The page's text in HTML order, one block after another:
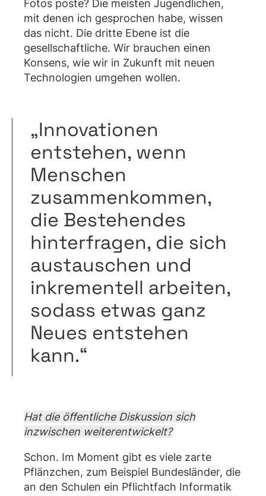
Fotos poste? Die meisten Jugendlichen,
mit denen ich gesprochen habe, wissen
das nicht. Die dritte Ebene ist die
gesellschaftliche. Wir brauchen einen
Konsens, wie wir in Zukunft mit neuen
Technologien umgehen wollen.
„Innovationen
entstehen, wenn
Menschen
zusammenkommen,
die Bestehendes
hinterfragen, die sich
austauschen und
inkrementell arbeiten,
sodass etwas ganz
Neues entstehen
kann.“
Hat die öffentliche Diskussion sich
inzwischen weiterentwickelt?
Schon. Im Moment gibt es viele zarte
Pflänzchen, zum Beispiel Bundesländer, die
an den Schulen ein Pflichtfach Informatik